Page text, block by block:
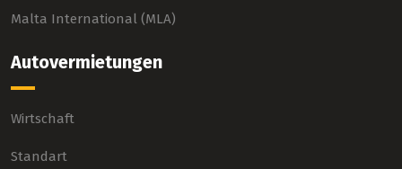
Malta International (MLA)
Autovermietungen
Wirtschaft
Standart